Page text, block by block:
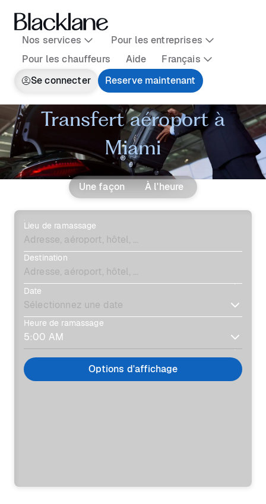
Nos services
Pour les entreprises
Pour les chauffeurs
Aide
Français
Se connecter
Reserve maintenant
Transfert aéroport à
Miami
Une façon À l'heure
Lieu de ramassage
Destination
Date
Heure de ramassage
Options d'affichage